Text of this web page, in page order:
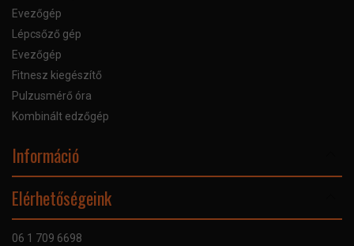
Evezőgép
Lépcsőző gép
Evezőgép
Fitnesz kiegészítő
Pulzusmérő óra
Kombinált edzőgép
Információ
Bankkártyás fizetés
Elérhetőségeink
06 1 709 6698